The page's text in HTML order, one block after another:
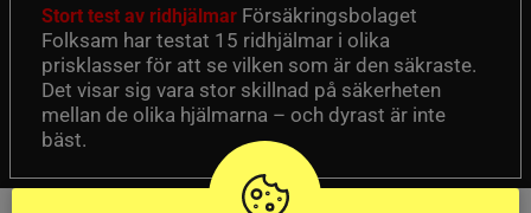
Stort test av ridhjälmar Försäkringsbolaget
Folksam har testat 15 ridhjälmar i olika
prisklasser för att se vilken som är den säkraste.
Det visar sig vara stor skillnad på säkerheten
mellan de olika hjälmarna – och dyrast är inte
bäst.